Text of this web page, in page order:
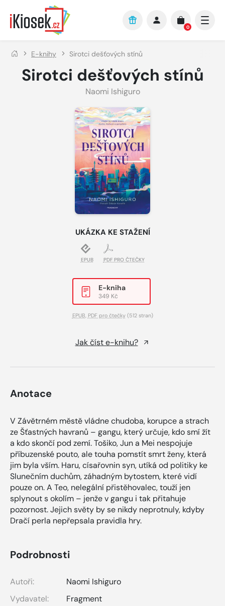
Přejít na hlavní obsah
0
E-knihy Sirotci dešťových stínů
Sirotci dešťových stínů
Naomi Ishiguro
UKÁZKA KE STAŽENÍ
EPUB PDF PRO ČTEČKY
E-kniha
349 Kč
EPUB, PDF pro čtečky(512 stran)
Jak číst e-knihu?
Anotace
V Závětrném městě vládne chudoba, korupce a strach
ze Šťastných havranů – gangu, který určuje, kdo smí žít
a kdo skončí pod zemí. Tošiko, Jun a Mei nespojuje
příbuzenské pouto, ale touha pomstít smrt ženy, která
jim byla vším. Haru, císařovnin syn, utíká od politiky ke
Slunečním duchům, záhadným bytostem, které vidí
pouze on. A Teo, nelegální přistěhovalec, touží jen
splynout s okolím – jenže v gangu i tak přitahuje
pozornost. Jejich světy by se nikdy neprotnuly, kdyby
Dračí perla nepřepsala pravidla hry.
Podrobnosti
Autoři:
Naomi Ishiguro
Vydavatel:
Fragment